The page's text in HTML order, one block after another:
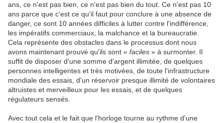
ans, ce n'est pas bien, ce n'est pas bien du tout. Ce n'est pas 10
ans parce que c'est ce qu'il faut pour conclure à une absence de
danger, ce sont 10 années difficiles à lutter contre l'indifférence,
les impératifs commerciaux, la malchance et la bureaucratie.
Cela représente des obstacles dans le processus dont nous
avons maintenant prouvé qu'ils sont « faciles » à surmonter. Il
suffit de disposer d'une somme d'argent illimitée, de quelques
personnes intelligentes et très motivées, de toute l'infrastructure
mondiale des essais, d'un réservoir presque illimité de volontaires
altruistes et merveilleux pour les essais, et de quelques
régulateurs sensés.
Avec tout cela et le fait que l'horloge tourne au rythme d'une